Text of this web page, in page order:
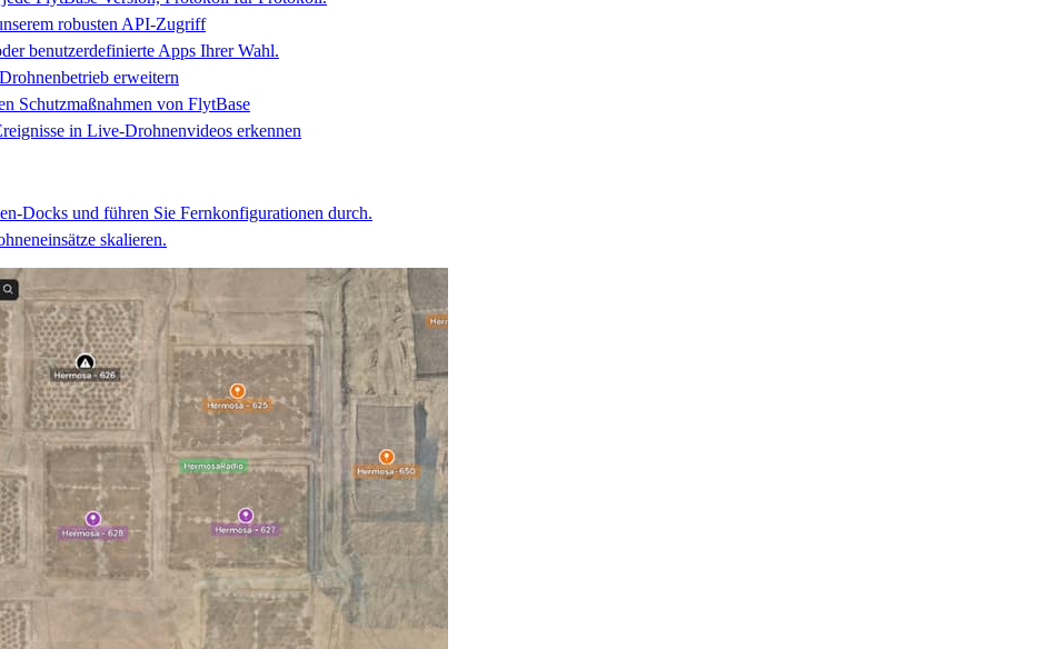
robusten API-Zugriff
benutzerdefinierte Apps Ihrer Wahl.
erweitern
Schutzmaßnahmen von FlytBase
in Live-Drohnenvideos erkennen
Docks und führen Sie Fernkonfigurationen durch.
skalieren.